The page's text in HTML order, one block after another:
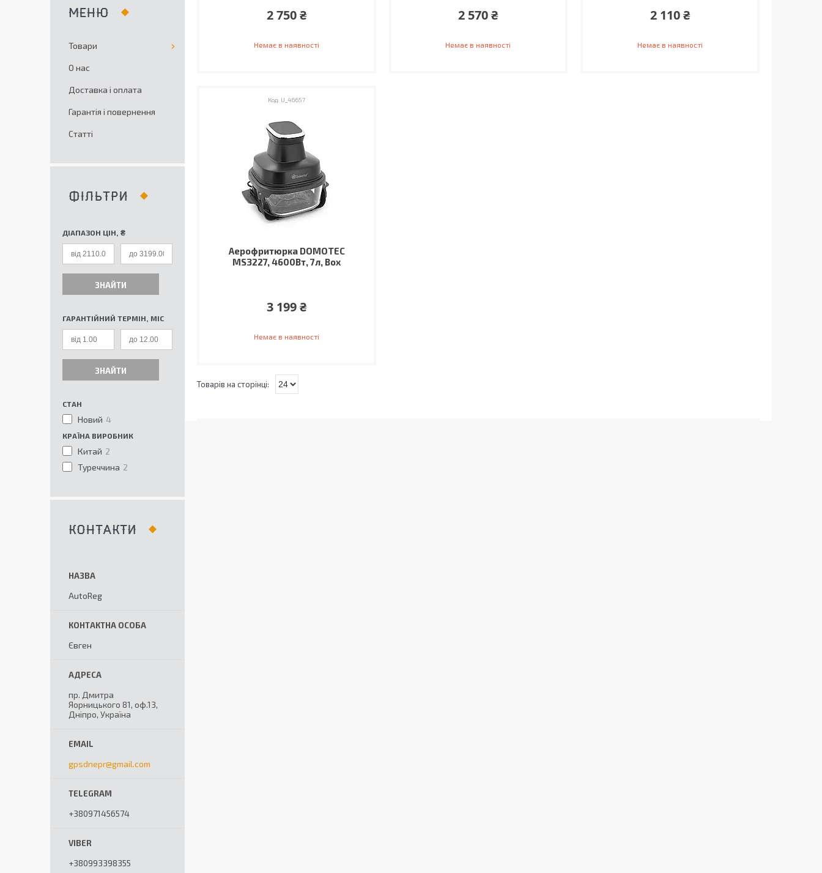
2 750 ₴
Немає в наявності
2 570 ₴
Немає в наявності
2 110 ₴
Немає в наявності
U_46657
Аерофритюрка DOMOTEC
MS3227, 4600Вт, 7л, Box
3 199 ₴
Немає в наявності
Товари
О нас
Доставка і оплата
Гарантія і повернення
Статті
ФІЛЬТРИ
ДІАПАЗОН ЦІН, ₴
ЗНАЙТИ
ГАРАНТІЙНИЙ ТЕРМІН, МІС
ЗНАЙТИ
СТАН
Новий 4
КРАЇНА ВИРОБНИК
Китай 2
Туреччина 2
КОНТАКТИ
AutoReg
Євген
пр. Дмитра
Яорницького 81, оф.13,
Дніпро, Україна
gpsdnepr@gmail.com
+380971456574
+380993398355